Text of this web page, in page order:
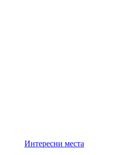
Интересни места